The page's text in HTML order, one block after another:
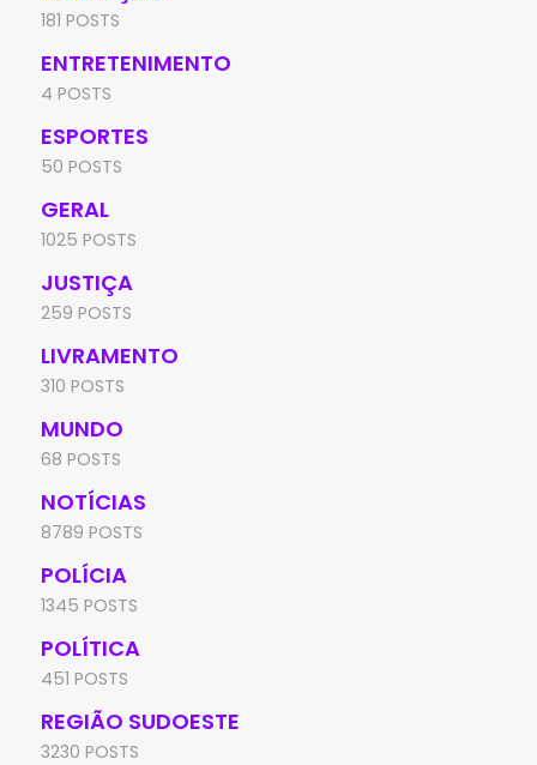
181 POSTS
ENTRETENIMENTO
4 POSTS
ESPORTES
50 POSTS
GERAL
1025 POSTS
JUSTIÇA
259 POSTS
LIVRAMENTO
310 POSTS
MUNDO
68 POSTS
NOTÍCIAS
8789 POSTS
POLÍCIA
1345 POSTS
POLÍTICA
451 POSTS
REGIÃO SUDOESTE
3230 POSTS